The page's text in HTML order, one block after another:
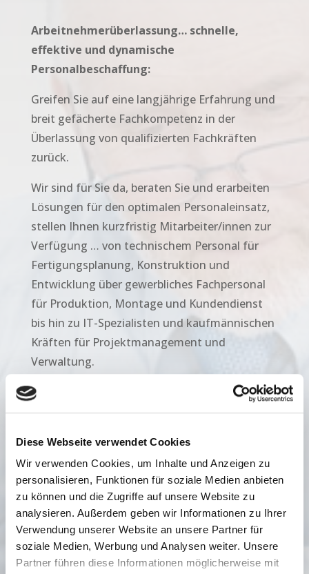
Diese Webseite verwendet Cookies
Wir verwenden Cookies, um Inhalte und Anzeigen zu
personalisieren, Funktionen für soziale Medien anbieten
zu können und die Zugriffe auf unsere Website zu
analysieren. Außerdem geben wir Informationen zu Ihrer
Verwendung unserer Website an unsere Partner für
soziale Medien, Werbung und Analysen weiter. Unsere
Partner führen diese Informationen möglicherweise mit
Arbeitnehmerüberlassung… schnelle,
effektive und dynamische
Personalbeschaffung:
Greifen Sie auf eine langjährige Erfahrung und
breit gefächerte Fachkompetenz in der
Überlassung von qualifizierten Fachkräften
zurück.
Wir sind für Sie da, beraten Sie und erarbeiten
Lösungen für den optimalen Personaleinsatz,
stellen Ihnen kurzfristig Mitarbeiter/innen zur
Verfügung … von technischem Personal für
Fertigungsplanung, Konstruktion und
Entwicklung über gewerbliches Fachpersonal
für Produktion, Montage und Kundendienst
bis hin zu IT-Spezialisten und kaufmännischen
Kräften für Projektmanagement und
Verwaltung.
Unsere Garantie
 Langjährige Erfahrung
 Optimaler Personaleinsatz
 Kein Risiko